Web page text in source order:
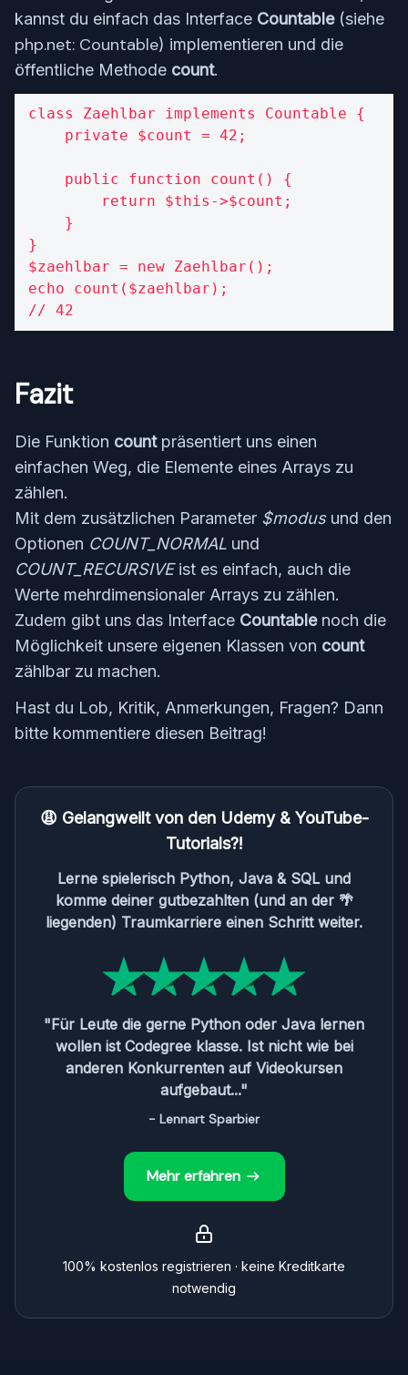
kannst du einfach das Interface Countable(siehe
php.net: Countable) implementieren und die
öffentliche Methode count.
class Zaehlbar implements Countable {
}
$zaehlbar = new Zaehlbar();
echo count($zaehlbar);
// 42
Fazit
Die Funktion countpräsentiert uns einen
einfachen Weg, die Elemente eines Arrays zu
zählen.
Mit dem zusätzlichen Parameter $modusund den
Optionen COUNT_NORMAL und
COUNT_RECURSIVEist es einfach, auch die
Werte mehrdimensionaler Arrays zu zählen.
Zudem gibt uns das Interface Countablenoch die
Möglichkeit unsere eigenen Klassen von count
zählbar zu machen.
Hast du Lob, Kritik, Anmerkungen, Fragen? Dann
bitte kommentiere diesen Beitrag!
😩 Gelangweilt von den Udemy & YouTube-
Tutorials?!
Lerne spielerisch Python, Java & SQL und
komme deiner gutbezahlten (und an der 🌴
liegenden) Traumkarriere einen Schritt weiter.
"Für Leute die gerne Python oder Java lernen
wollen ist Codegree klasse. Ist nicht wie bei
anderen Konkurrenten auf Videokursen
aufgebaut..."
- Lennart Sparbier
Mehr erfahren
100% kostenlos registrieren · keine Kreditkarte
notwendig